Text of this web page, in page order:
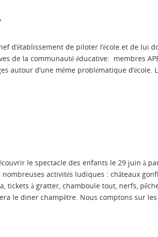
d’établissement de piloter l’école et de lui
de la communauté éducative: membres
autour d’une même problématique d’école.
le spectacle des enfants le 29 juin à
nombreuses activités ludiques : châteaux
tickets à gratter, chamboule tout, nerfs,
le diner champêtre. Nous comptons sur les